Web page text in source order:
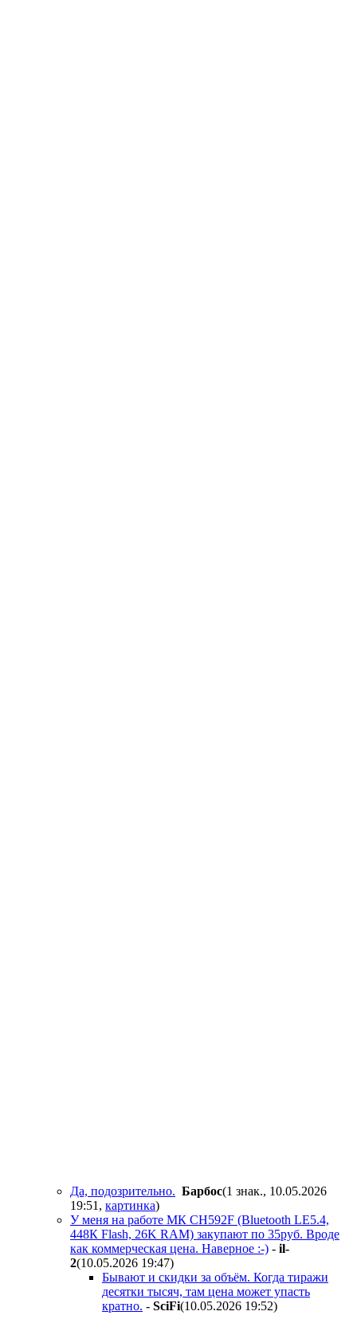
Да, подозрительно. Бapбoc(1 знак., 10.05.2026
19:51 , картинка)
У меня на работе МК CH592F (Bluetooth LE5.4,
448К Flash, 26K RAM) закупают по 35руб. Вроде
как коммерческая цена. Наверное :-) - il-
2(10.05.2026 19:47)
Бывают и скидки за объём. Когда тиражи
десятки тысяч, там цена может упасть
кратно. - SciFi(10.05.2026 19:52)